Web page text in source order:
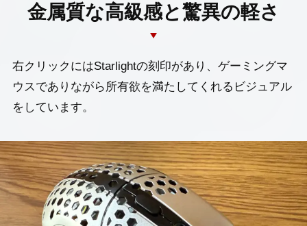
金属質な高級感と驚異の軽さ
右クリックにはStarlightの刻印があり、ゲーミングマ
ウスでありながら所有欲を満たしてくれるビジュアル
をしています。